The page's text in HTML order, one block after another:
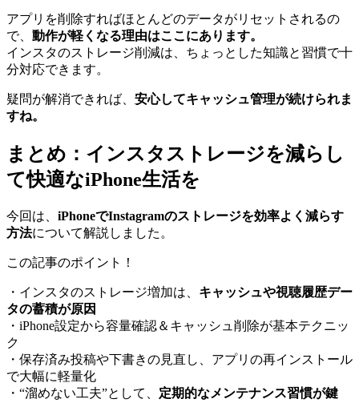
アプリを削除すればほとんどのデータがリセットされるの
で、 動作が軽くなる理由はここにあります。
インスタのストレージ削減は、ちょっとした知識と習慣で十
分対応できます。
疑問が解消できれば、 安心してキャッシュ管理が続けられま
すね。
まとめ：インスタストレージを減らし
て快適なiPhone生活を
今回は、 iPhoneでInstagramのストレージを効率よく減らす
方法について解説しました。
この記事のポイント！
・インスタのストレージ増加は、 キャッシュや視聴履歴デー
タの蓄積が原因
・iPhone設定から容量確認＆キャッシュ削除が基本テクニッ
ク
・保存済み投稿や下書きの見直し、アプリの再インストール
で大幅に軽量化
・“溜めない工夫”として、 定期的なメンテナンス習慣が鍵